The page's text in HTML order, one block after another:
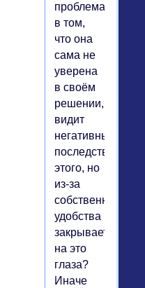
проблема
в том,
что она
сама не
уверена
в своём
решении,
видит
негативные
последствия
этого, но
из-за
собственного
удобства
закрывает
на это
глаза?
Иначе